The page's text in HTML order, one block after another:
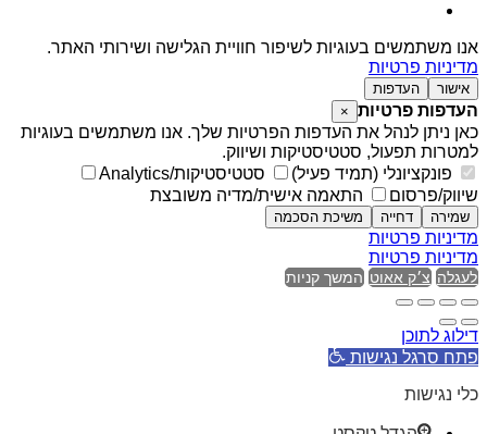
אנו משתמשים בעוגיות לשיפור חוויית הגלישה ושירותי האתר.
מדיניות פרטיות
אישור העדפות
העדפות פרטיות ×
כאן ניתן לנהל את העדפות הפרטיות שלך. אנו משתמשים בעוגיות
למטרות תפעול, סטטיסטיקות ושיווק.
פונקציונלי (תמיד פעיל)
סטטיסטיקות/Analytics
שיווק/פרסום
התאמה אישית/מדיה משובצת
שמירה דחייה משיכת הסכמה
מדיניות פרטיות
מדיניות פרטיות
לעגלה צ׳ק אאוט המשך קניות
דילוג לתוכן
פתח סרגל נגישות
כלי נגישות